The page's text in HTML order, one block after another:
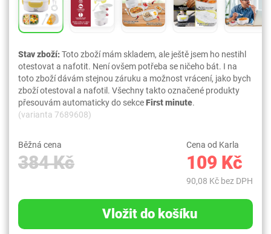
Stav zboží:Toto zboží mám skladem, ale ještě jsem ho nestihl
otestovat a nafotit. Není ovšem potřeba se ničeho bát. I na
toto zboží dávám stejnou záruku a možnost vrácení, jako bych
zboží otestoval a nafotil. Všechny takto označené produkty
přesouvám automaticky do sekceFirst minute.
(varianta 7689608)
Běžná cena
384 Kč
Cena od Karla
109 Kč
90,08 Kč bez DPH
Vložit do košíku